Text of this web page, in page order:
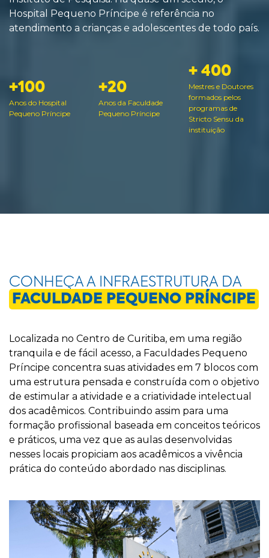
Hospital Pequeno Príncipe é referência no
atendimento a crianças e adolescentes de todo país.
+100
Anos do Hospital
Pequeno Príncipe
+20
Anos da Faculdade
Pequeno Príncipe
+ 400
Mestres e Doutores
formados pelos
programas de
Stricto Sensu da
instituição
CONHEÇA A INFRAESTRUTURA DA
FACULDADE PEQUENO PRÍNCIPE
Localizada no Centro de Curitiba, em uma região
tranquila e de fácil acesso, a Faculdades Pequeno
Príncipe concentra suas atividades em 7 blocos com
uma estrutura pensada e construída com o objetivo
de estimular a atividade e a criatividade intelectual
dos acadêmicos. Contribuindo assim para uma
formação profissional baseada em conceitos teóricos
e práticos, uma vez que as aulas desenvolvidas
nesses locais propiciam aos acadêmicos a vivência
prática do conteúdo abordado nas disciplinas.